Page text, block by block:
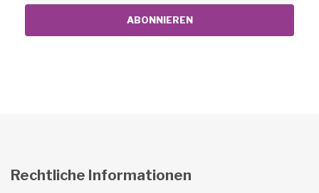
Rechtliche Informationen